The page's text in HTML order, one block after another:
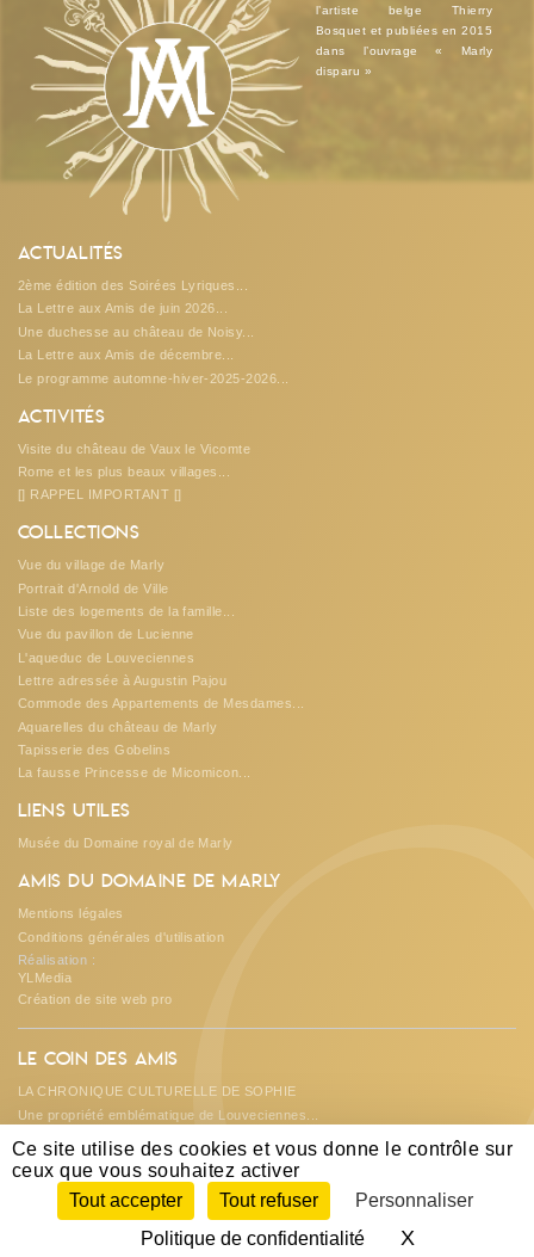
Ce site utilise des cookies et vous donne le contrôle sur
ceux que vous souhaitez activer
Tout accepter
Tout refuser
Personnaliser
Politique de confidentialité
XMasquer le
l’artiste belge Thierry
Bosquet et publiées en 2015
dans l’ouvrage « Marly
disparu »
Actualités
2ème édition des Soirées Lyriques...
La Lettre aux Amis de juin 2026...
Une duchesse au château de Noisy...
La Lettre aux Amis de décembre...
Le programme automne-hiver-2025-2026...
Activités
Visite du château de Vaux le Vicomte
Rome et les plus beaux villages...
[] RAPPEL IMPORTANT []
Collections
Vue du village de Marly
Portrait d'Arnold de Ville
Liste des logements de la famille...
Vue du pavillon de Lucienne
L'aqueduc de Louveciennes
Lettre adressée à Augustin Pajou
Commode des Appartements de Mesdames...
Aquarelles du château de Marly
Tapisserie des Gobelins
La fausse Princesse de Micomicon...
Liens utiles
Musée du Domaine royal de Marly
Amis du Domaine de Marly
Mentions légales
Conditions générales d'utilisation
Réalisation :
YLMedia
Création de site web pro
Le coin des amis
LA CHRONIQUE CULTURELLE DE SOPHIE
Une propriété emblématique de Louveciennes...
L'ASSOCIATION REND DES COMPTES...
A la découverte du château de DAMPIERRE...
O